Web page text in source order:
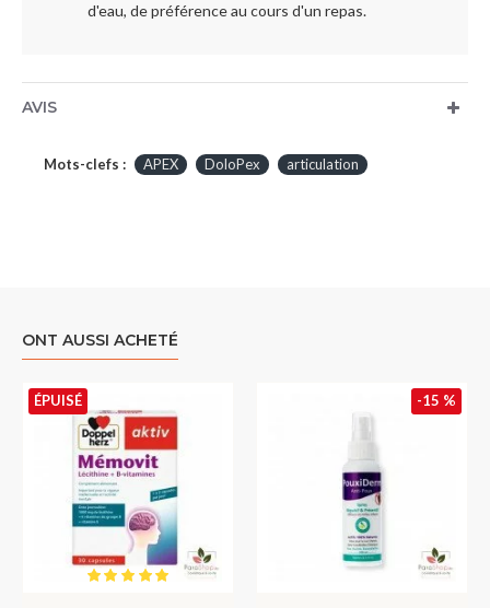
d'eau, de préférence au cours d'un repas.
AVIS
Mots-clefs : APEX DoloPex articulation
ONT AUSSI ACHETÉ
ÉPUISÉ -15 %